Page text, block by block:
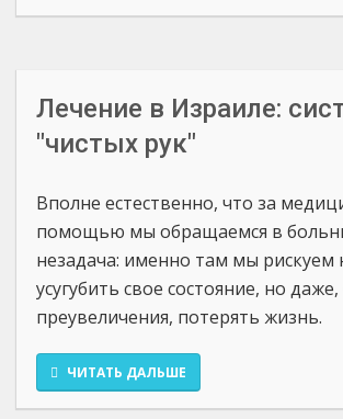
Лечение в Израиле:
"чистых рук"
Вполне естественно, что за
помощью мы обращаемся в
незадача: именно там мы рискуем
усугубить свое состояние, но даже,
преувеличения, потерять жизнь.
ЧИТАТЬ ДАЛЬШЕ